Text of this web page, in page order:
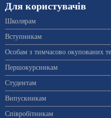
Для користувачів
Школярам
Вступникам
Особам з тимчасово окупованих
Першокурсникам
Студентам
Випускникам
Співробітникам